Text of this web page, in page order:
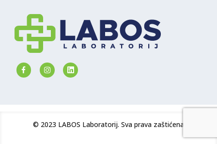
© 2023 LABOS Laboratorij. Sva prava zaštićena